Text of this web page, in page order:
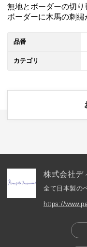
無地とボーダーの切り
ボーダーに木馬の刺繡
品番
カテゴリ
株式会社デ
全て日本製の
https://